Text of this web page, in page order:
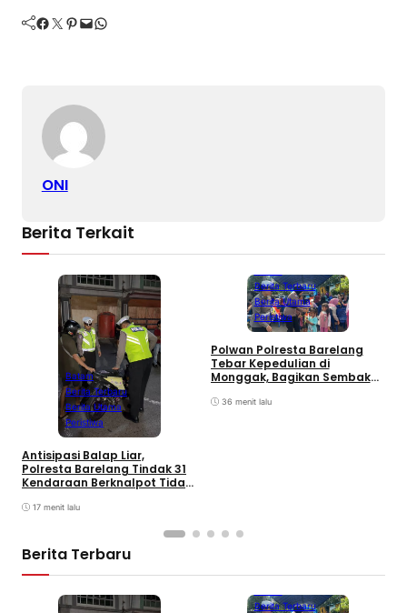
Facebook Twitter Pinterest Mail WhatsApp
ONI
Berita Terkait
Batam
Berita Terbaru
Berita Utama
Peristiwa
Antisipasi Balap Liar,
Polresta Barelang Tindak 31
Kendaraan Berknalpot Tidak
17 menit lalu
Berita Terbaru
Berita Utama
Peristiwa
Polwan Polresta Barelang
Tebar Kepedulian di
Monggak, Bagikan Sembako
36 menit lalu
Berita Terbaru
Berita Terbaru